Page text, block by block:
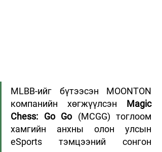
MLBB-ийг бүтээсэн MOONTON
компанийн хөгжүүлсэн Magic
Chess: Go Go (MCGG) тоглоом
хамгийн анхны олон улсын
eSports тэмцээний сонгон